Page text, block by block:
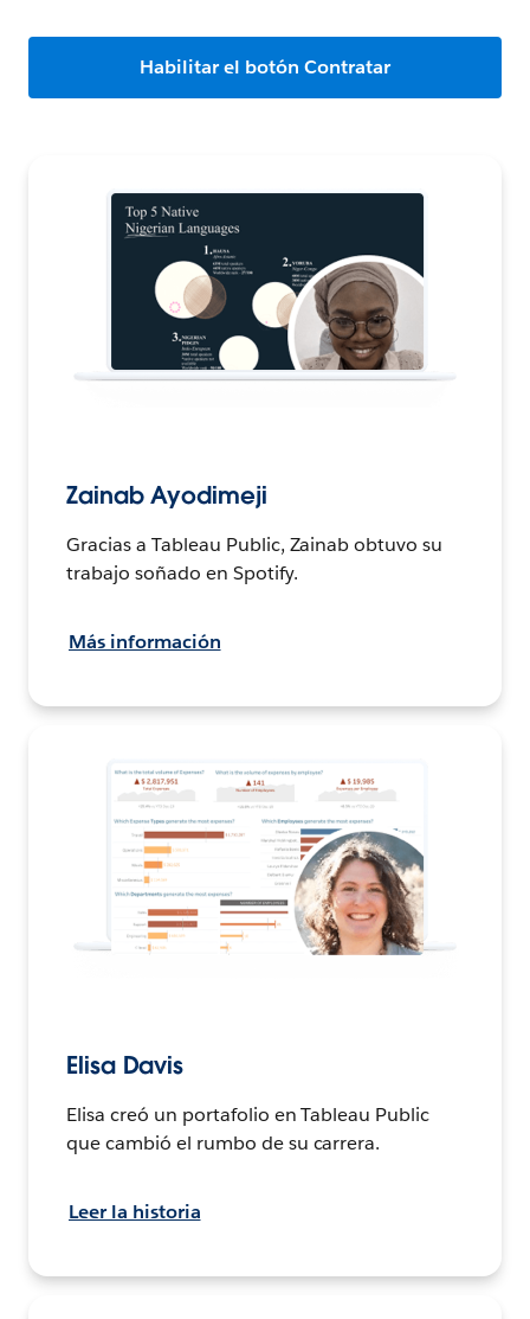
Zainab Ayodimeji
Gracias a Tableau Public, Zainab obtuvo su
trabajo soñado en Spotify.
Más información
Elisa Davis
Elisa creó un portafolio en Tableau Public
que cambió el rumbo de su carrera.
Leer la historia
Habilitar el botón Contratar